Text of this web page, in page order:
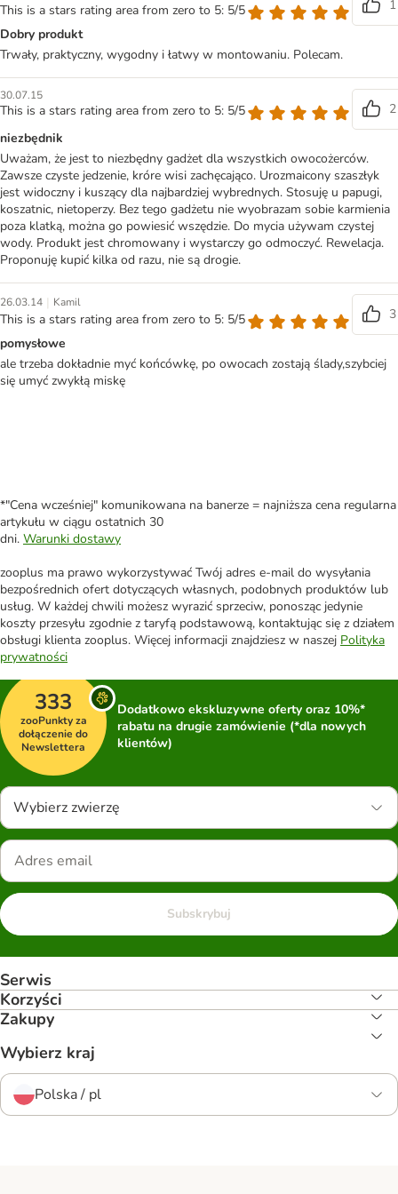
This is a stars rating area from zero to 5: 5/5
1
Dobry produkt
Trwały, praktyczny, wygodny i łatwy w montowaniu. Polecam.
30.07.15
This is a stars rating area from zero to 5: 5/5
2
niezbędnik
Uważam, że jest to niezbędny gadżet dla wszystkich owocożerców.
Zawsze czyste jedzenie, króre wisi zachęcająco. Urozmaicony szaszłyk
jest widoczny i kuszący dla najbardziej wybrednych. Stosuję u papugi,
koszatnic, nietoperzy. Bez tego gadżetu nie wyobrazam sobie karmienia
poza klatką, można go powiesić wszędzie. Do mycia używam czystej
wody. Produkt jest chromowany i wystarczy go odmoczyć. Rewelacja.
Proponuję kupić kilka od razu, nie są drogie.
26.03.14 | Kamil
This is a stars rating area from zero to 5: 5/5
3
pomysłowe
ale trzeba dokładnie myć końcówkę, po owocach zostają ślady,szybciej
się umyć zwykłą miskę
*"Cena wcześniej" komunikowana na banerze = najniższa cena regularna
artykułu w ciągu ostatnich 30
dni. Warunki dostawy
zooplus ma prawo wykorzystywać Twój adres e-mail do wysyłania
bezpośrednich ofert dotyczących własnych, podobnych produktów lub
usług. W każdej chwili możesz wyrazić sprzeciw, ponosząc jedynie
koszty przesyłu zgodnie z taryfą podstawową, kontaktując się z działem
obsługi klienta zooplus. Więcej informacji znajdziesz w naszej Polityka
prywatności
333
zooPunkty za
dołączenie do
Newslettera
Dodatkowo ekskluzywne oferty oraz 10%*
rabatu na drugie zamówienie (*dla nowych
klientów)
Wybierz zwierzę
Subskrybuj
Serwis
Korzyści
Zakupy
Wybierz kraj
Polska / pl